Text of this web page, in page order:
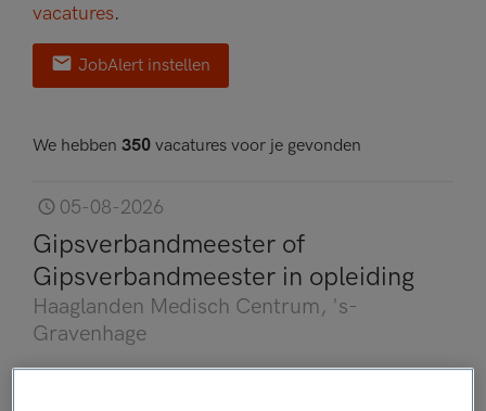
vacatures.
JobAlert instellen
We hebben 350 vacatures voor je gevonden
05-08-2026
Gipsverbandmeester of
Gipsverbandmeester in opleiding
Haaglanden Medisch Centrum, 's-
Gravenhage